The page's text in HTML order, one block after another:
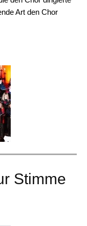
Art den Chor
Stimme